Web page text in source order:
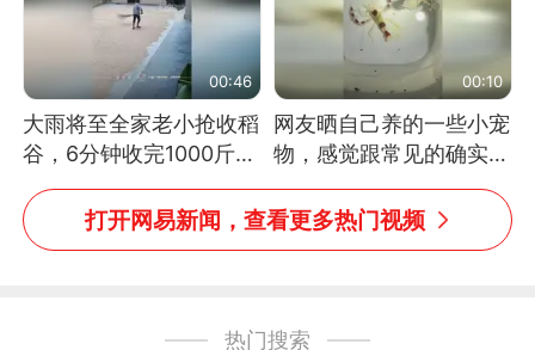
00:46
大雨将至全家老小抢收稻
谷，6分钟收完1000斤，
没有一个人掉链子
00:10
网友晒自己养的一些小宠
物，感觉跟常见的确实有
些不一样
打开网易新闻，查看更多热门视频
热门搜索